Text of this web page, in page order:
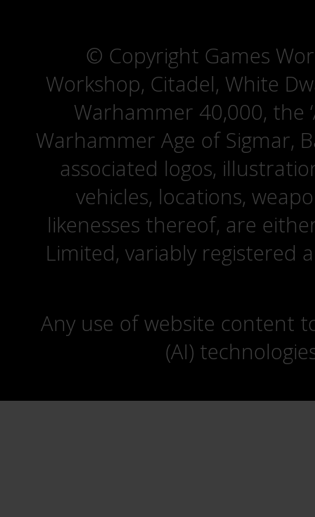
© Copyright Games
Workshop, Citadel, White
Warhammer 40,000, the
Warhammer Age of Sigmar,
associated logos,
vehicles, locations,
likenesses thereof, are
Limited, variably registered
Any use of website content
(AI)